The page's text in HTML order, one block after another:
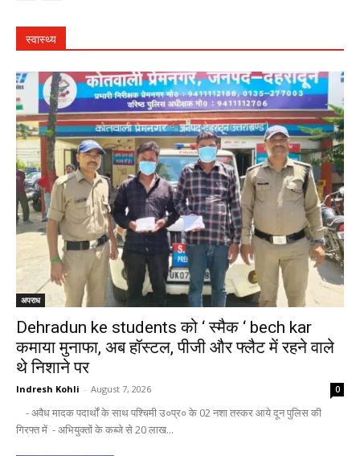
स्वास्थ्य
अपराध
Dehradun ke students को ‘ स्मैक ‘ bech kar
कमाया मुनाफा, अब हॉस्टल, पीजी और फ्लैट में रहने वाले
थे निशाने पर
Indresh Kohli - August 7, 2026 0
- अवैध मादक पदार्थों के साथ पश्चिमी उ०प्र० के 02 नशा तस्कर आये दून पुलिस की
गिरफ्त में - अभियुक्तों के कब्जे से 20 लाख...